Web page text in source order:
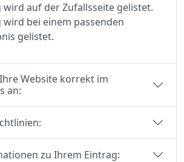
auf der Zufallsseite gelistet.
bei einem passenden
gelistet.
Website korrekt im
an:
zu Ihrem Eintrag: